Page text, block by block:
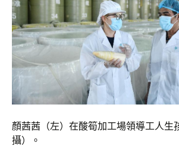
顏茜茜（左）在酸筍加工場領導工人生
攝）。